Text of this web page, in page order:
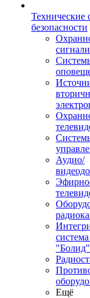
Технические
безопасности
Аудио/
"Болид"
Ещё